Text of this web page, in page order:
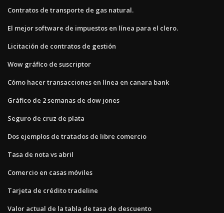
Contratos de transporte de gas natural.
El mejor software de impuestos en línea para el clero.
Licitación de contratos de gestión
Wow gráfico de suscriptor
Cómo hacer transacciones en línea en canara bank
Gráfico de 2 semanas de dow jones
Seguro de cruz de plata
Dos ejemplos de tratados de libre comercio
Tasa de nota vs abril
Comercio en casas móviles
Tarjeta de crédito tradeline
Valor actual de la tabla de tasa de descuento